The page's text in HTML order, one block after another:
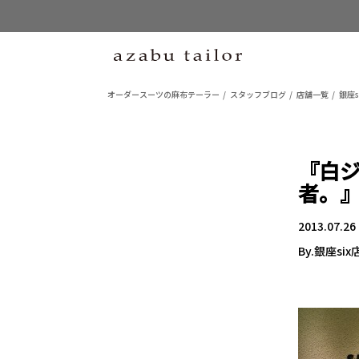
オーダースーツの麻布テーラー スタッフブログ 店舗一覧 銀座
『白
者。
2013.07.26
By.銀座six